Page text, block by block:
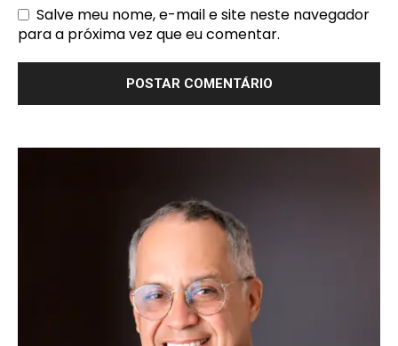
Salve meu nome, e-mail e site neste navegador
para a próxima vez que eu comentar.